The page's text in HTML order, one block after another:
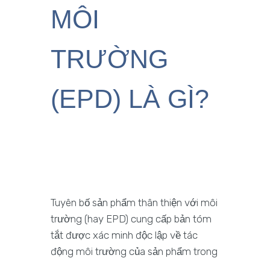
MÔI
TRƯỜNG
(EPD) LÀ GÌ?
Tuyên bố sản phẩm thân thiện với môi
trường (hay EPD) cung cấp bản tóm
tắt được xác minh độc lập về tác
động môi trường của sản phẩm trong